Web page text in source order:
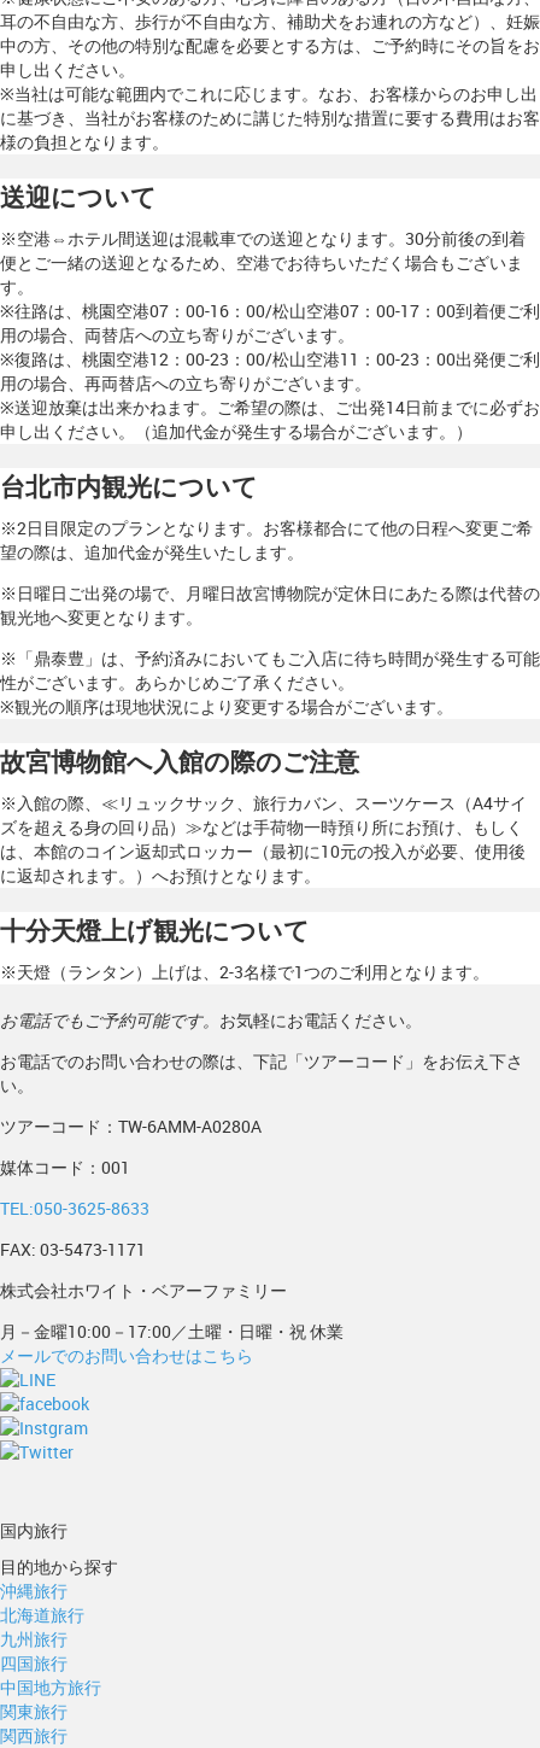
耳の不自由な方、歩行が不自由な方、補助犬をお連れの方など）、妊娠
中の方、その他の特別な配慮を必要とする方は、ご予約時にその旨をお
申し出ください。
※当社は可能な範囲内でこれに応じます。なお、お客様からのお申し出
に基づき、当社がお客様のために講じた特別な措置に要する費用はお客
様の負担となります。
送迎について
※空港⇔ホテル間送迎は混載車での送迎となります。30分前後の到着
便とご一緒の送迎となるため、空港でお待ちいただく場合もございま
す。
※往路は、桃園空港07：00-16：00/松山空港07：00-17：00到着便ご利
用の場合、両替店への立ち寄りがございます。
※復路は、桃園空港12：00-23：00/松山空港11：00-23：00出発便ご利
用の場合、再両替店への立ち寄りがございます。
※送迎放棄は出来かねます。ご希望の際は、ご出発14日前までに必ずお
申し出ください。（追加代金が発生する場合がございます。）
台北市内観光について
※2日目限定のプランとなります。お客様都合にて他の日程へ変更ご希
望の際は、追加代金が発生いたします。
※日曜日ご出発の場で、月曜日故宮博物院が定休日にあたる際は代替の
観光地へ変更となります。
※「鼎泰豊」は、予約済みにおいてもご入店に待ち時間が発生する可能
性がございます。あらかじめご了承ください。
※観光の順序は現地状況により変更する場合がございます。
故宮博物館へ入館の際のご注意
※入館の際、≪リュックサック、旅行カバン、スーツケース（A4サイ
ズを超える身の回り品）≫などは手荷物一時預り所にお預け、もしく
は、本館のコイン返却式ロッカー（最初に10元の投入が必要、使用後
に返却されます。）へお預けとなります。
十分天燈上げ観光について
※天燈（ランタン）上げは、2-3名様で1つのご利用となります。
お電話でもご予約可能です。 お気軽にお電話ください。
お電話でのお問い合わせの際は、下記「ツアーコード」をお伝え下さ
い。
ツアーコード：TW-6AMM-A0280A
媒体コード：001
TEL:050-3625-8633
FAX: 03-5473-1171
株式会社ホワイト・ベアーファミリー
月－金曜10:00－17:00／土曜・日曜・祝 休業
メールでのお問い合わせはこちら
国内旅行
目的地から探す
沖縄旅行
北海道旅行
九州旅行
四国旅行
中国地方旅行
関東旅行
関西旅行